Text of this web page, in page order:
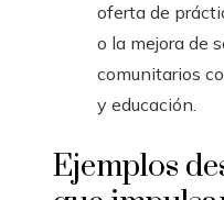
oferta de
o la mejora de
comunitarios
y educación.
Ejemplos